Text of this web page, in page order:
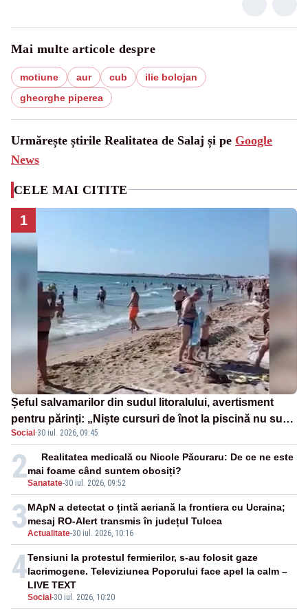
Mai multe articole despre
motiune aur cub
ilie bolojan
gheorghe piperea
Urmărește știrile Realitatea de Salaj și pe Google
News
CELE MAI CITITE
1
Șeful salvamarilor din sudul litoralului, avertisment
pentru părinți: „Niște cursuri de înot la piscină nu sunt
suficiente”
Social·30 iul. 2026, 09:45
2Sanatate-30 iul. 2026, 09:52
Realitatea medicală cu Nicole Păcuraru: De ce ne este
mai foame când suntem obosiți?
3Actualitate-30 iul. 2026, 10:16
MApN a detectat o țintă aeriană la frontiera cu Ucraina;
mesaj RO-Alert transmis în județul Tulcea
4
Social-30 iul. 2026, 10:20
Tensiuni la protestul fermierilor, s-au folosit gaze
lacrimogene. Televiziunea Poporului face apel la calm –
LIVE TEXT